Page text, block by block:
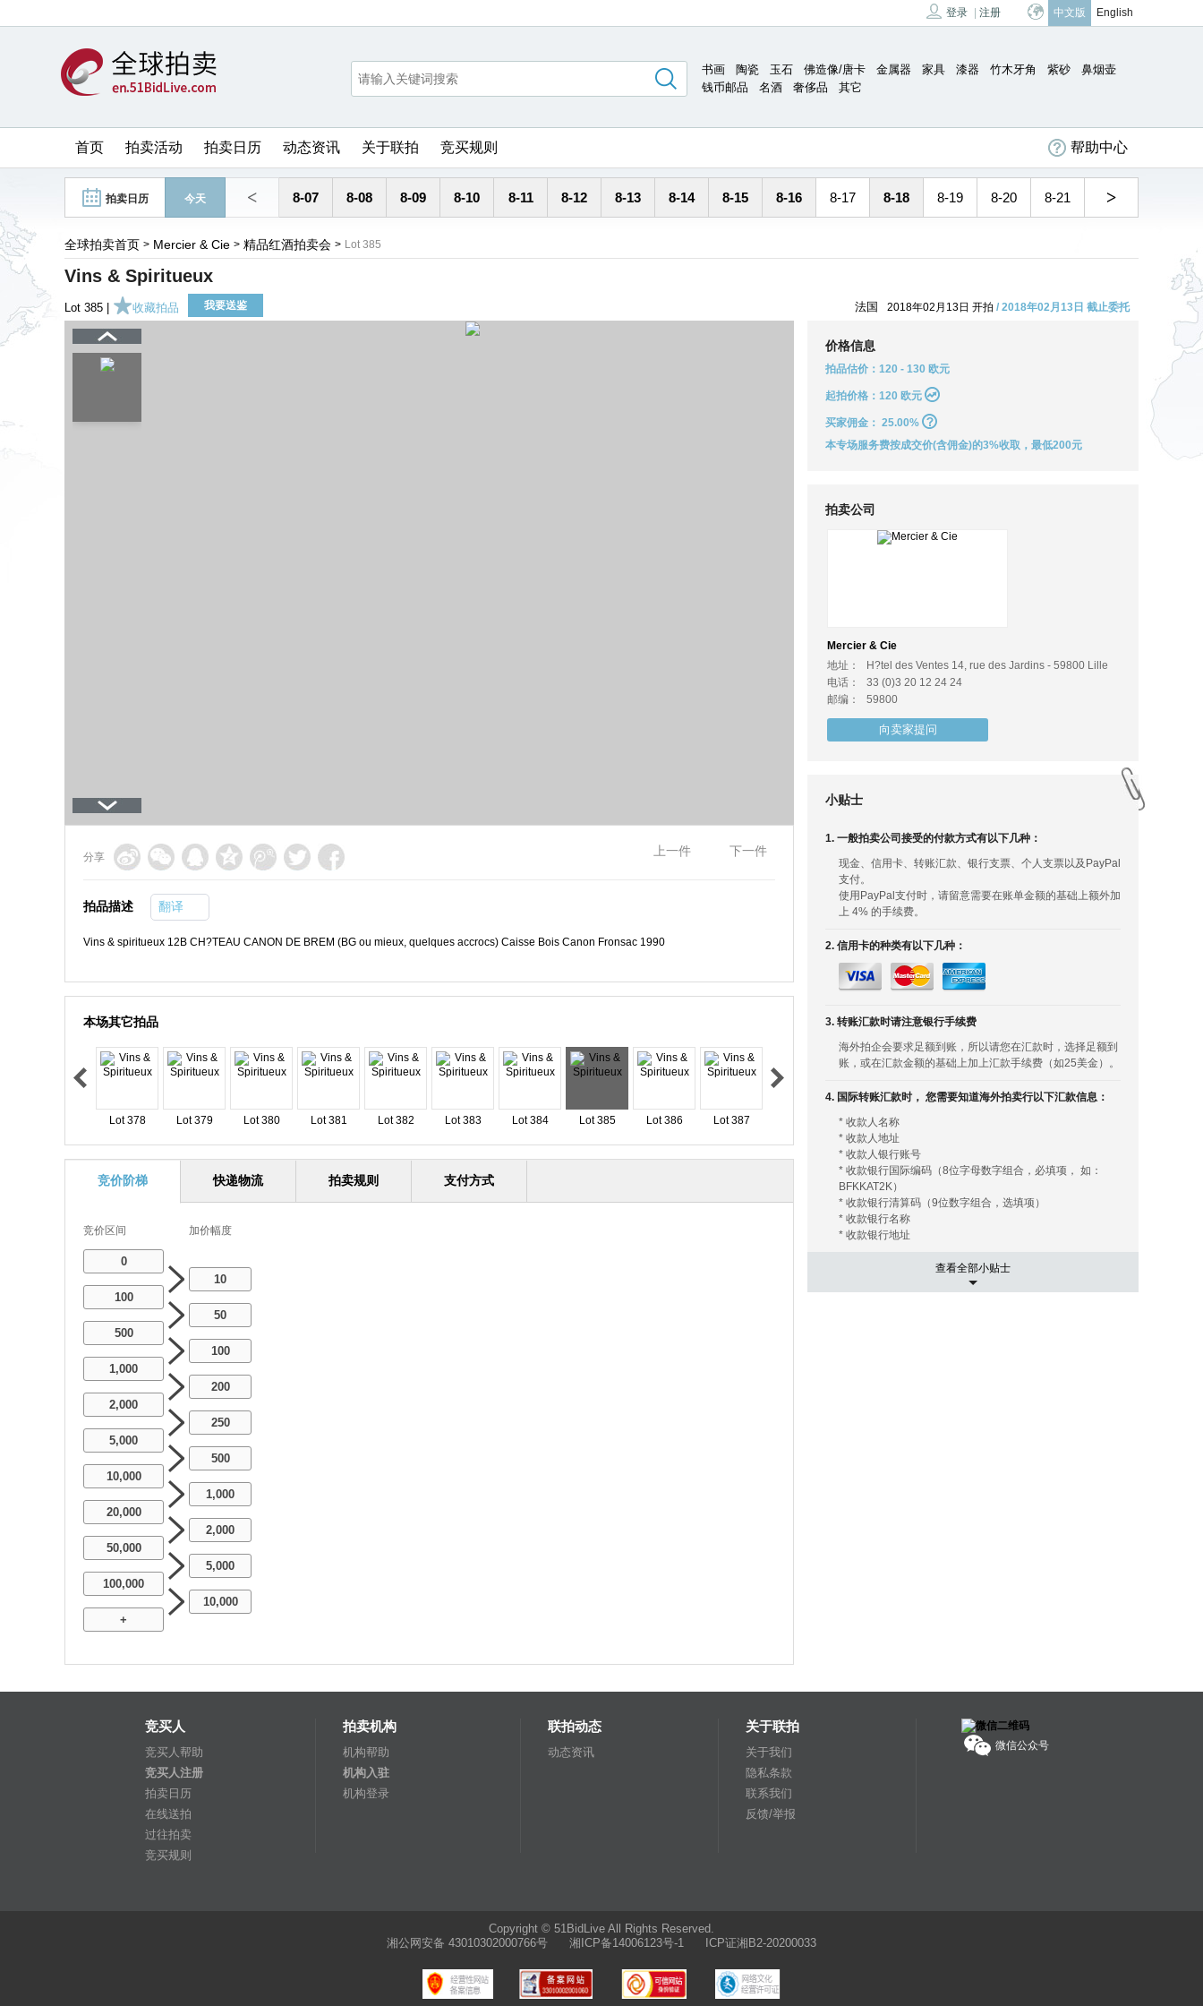
登录 注册 中文版 English
书画 陶瓷 玉石 佛造像/唐卡 金属器 家具 漆器 竹木牙角 紫砂
鼻烟壶
钱币邮品
名酒 奢侈品 其它
首页 拍卖活动 拍卖日历 动态资讯 关于联拍 竞买规则 帮助中心
拍卖日历 今天 < 8-07 8-08 8-09 8-10 8-11 8-12 8-13 8-14 8-15 8-16 8-17 8-18 8-19 8-20 8-21 >
全球拍卖首页 > Mercier & Cie > 精品红酒拍卖会 > Lot 385
Vins & Spiritueux
Lot 385 | 收藏拍品 我要送鉴 法国 2018年02月13日 开拍 / 2018年02月13日 截止委托
分享 上一件 下一件
拍品描述 翻译
Vins & spiritueux 12B CH?TEAU CANON DE BREM (BG ou mieux, quelques accrocs) Caisse Bois Canon Fronsac 1990
本场其它拍品
Lot 378 Lot 379 Lot 380 Lot 381 Lot 382 Lot 383 Lot 384 Lot 385 Lot 386 Lot 387
竞价阶梯 快递物流 拍卖规则 支付方式
竞价区间 加价幅度
0
10
100
50
500
100
1,000
200
2,000
250
5,000
500
10,000
1,000
20,000
2,000
50,000
5,000
100,000
10,000
+
价格信息
拍品估价：120 - 130 欧元
起拍价格：120 欧元
买家佣金： 25.00%
本专场服务费按成交价(含佣金)的3%收取，最低200元
拍卖公司
Mercier & Cie
地址：
H?tel des Ventes 14, rue des Jardins - 59800 Lille
电话：
33 (0)3 20 12 24 24
邮编：
59800
向卖家提问
小贴士
1. 一般拍卖公司接受的付款方式有以下几种：
现金、信用卡、转账汇款、银行支票、个人支票以及PayPal
支付。
使用PayPal支付时，请留意需要在账单金额的基础上额外加
上 4% 的手续费。
2. 信用卡的种类有以下几种：
3. 转账汇款时请注意银行手续费
海外拍企会要求足额到账，所以请您在汇款时，选择足额到
账，或在汇款金额的基础上加上汇款手续费（如25美金）。
4. 国际转账汇款时， 您需要知道海外拍卖行以下汇款信息：
* 收款人名称
* 收款人地址
* 收款人银行账号
* 收款银行国际编码（8位字母数字组合，必填项， 如：
BFKKAT2K）
* 收款银行清算码（9位数字组合，选填项）
* 收款银行名称
* 收款银行地址
有的海外拍卖行会替您安排和协调运输， 您只需要支付相关
查看全部小贴士
竞买人
竞买人帮助
竞买人注册
拍卖日历
在线送拍
过往拍卖
竞买规则
拍卖机构
机构帮助
机构入驻
机构登录
联拍动态
动态资讯
关于联拍
关于我们
隐私条款
联系我们
反馈/举报
微信公众号
Copyright © 51BidLive All Rights Reserved.
湘公网安备 43010302000766号 湘ICP备14006123号-1 ICP证湘B2-20200033